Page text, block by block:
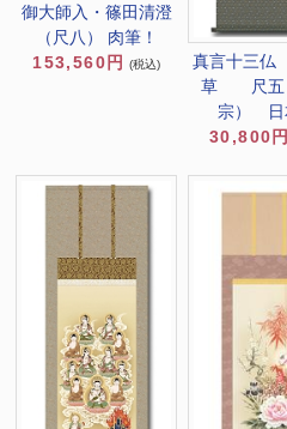
御大師入・篠田清澄
（尺八） 肉筆！
153,560円
(税込)
真言十三仏
草 尺五
宗） 日
30,800円